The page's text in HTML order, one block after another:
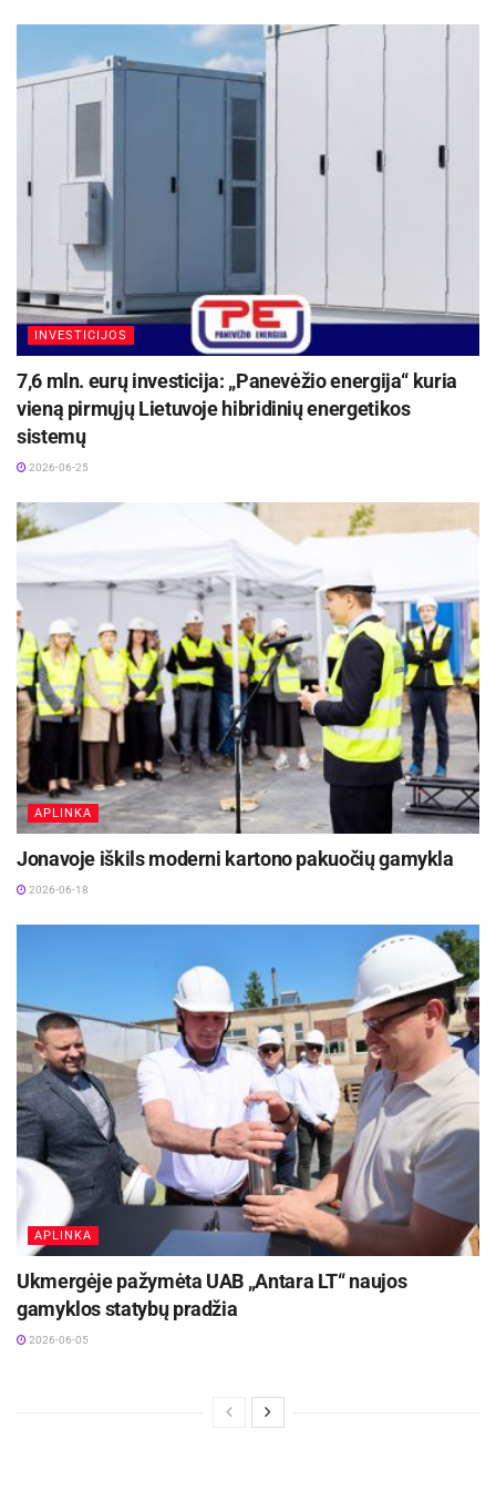
Finansų ministerijos informacija
INVESTICIJOS
7,6 mln. eurų investicija: „Panevėžio energija“ kuria
vieną pirmųjų Lietuvoje hibridinių energetikos
sistemų
2026-06-25
APLINKA
Jonavoje iškils moderni kartono pakuočių gamykla
2026-06-18
APLINKA
Ukmergėje pažymėta UAB „Antara LT“ naujos
gamyklos statybų pradžia
2026-06-05